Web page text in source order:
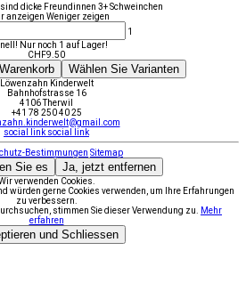
dicke Freundinnen 3+ Schweinchen
anzeigen Weniger zeigen
1
Nur noch 1 auf Lager!
CHF9.50
Wählen Sie Varianten
Löwenzahn Kinderwelt
Bahnhofstrasse 16
4106 Therwil
+41 78 250 40 25
social link social link
Bestimmungen Sitemap
Sie es Ja, jetzt entfernen
verwenden Cookies.
würden gerne Cookies verwenden, um Ihre Erfahrungen
zu verbessern.
stimmen Sie dieser Verwendung zu.
Mehr
erfahren
und Schliessen